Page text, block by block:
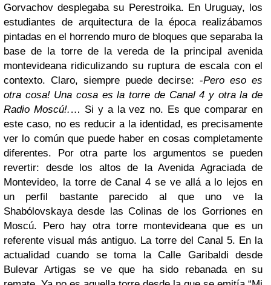
Gorvachov desplegaba su Perestroika. En Uruguay, los
estudiantes de arquitectura de la época realizábamos
pintadas en el horrendo muro de bloques que separaba la
base de la torre de la vereda de la principal avenida
montevideana ridiculizando su ruptura de escala con el
contexto. Claro, siempre puede decirse: -Pero eso es
otra cosa! Una cosa es la torre de Canal 4 y otra la de
Radio Moscú!. … Si y a la vez no. Es que comparar en
este caso, no es reducir a la identidad, es precisamente
ver lo común que puede haber en cosas completamente
diferentes. Por otra parte los argumentos se pueden
revertir: desde los altos de la Avenida Agraciada de
Montevideo, la torre de Canal 4 se ve allá a lo lejos en
un perfil bastante parecido al que uno ve la
Shabólovskaya desde las Colinas de los Gorriones en
Moscú. Pero hay otra torre montevideana que es un
referente visual más antiguo. La torre del Canal 5. En la
actualidad cuando se toma la Calle Garibaldi desde
Bulevar Artigas se ve que ha sido rebanada en su